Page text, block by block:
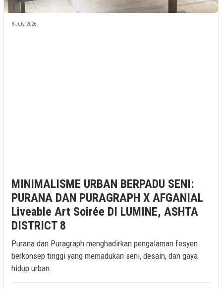
8 July 2026
MINIMALISME URBAN BERPADU SENI:
PURANA DAN PURAGRAPH X AFGANIAL
Liveable Art Soirée DI LUMINE, ASHTA
DISTRICT 8
Purana dan Puragraph menghadirkan pengalaman fesyen
berkonsep tinggi yang memadukan seni, desain, dan gaya
hidup urban.